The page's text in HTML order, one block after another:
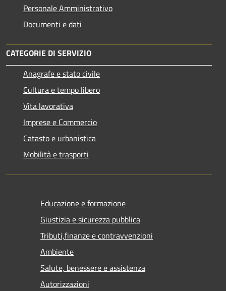
Personale Amministrativo
Documenti e dati
CATEGORIE DI SERVIZIO
Anagrafe e stato civile
Cultura e tempo libero
Vita lavorativa
Imprese e Commercio
Catasto e urbanistica
Mobilità e trasporti
Educazione e formazione
Giustizia e sicurezza pubblica
Tributi,finanze e contravvenzioni
Ambiente
Salute, benessere e assistenza
Autorizzazioni